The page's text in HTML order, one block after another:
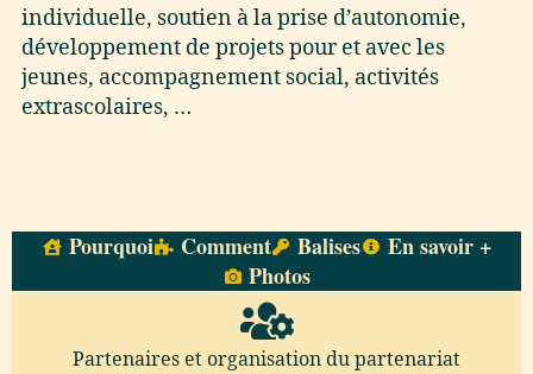
individuelle, soutien à la prise d’autonomie,
développement de projets pour et avec les
jeunes, accompagnement social, activités
extrascolaires, …
Pourquoi Comment Balises
En savoir +
Photos
Partenaires et organisation du partenariat